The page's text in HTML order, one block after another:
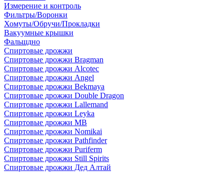
Измерение и контроль
Фильтры/Воронки
Хомуты/Обручи/Прокладки
Вакуумные крышки
Фальшдно
Спиртовые дрожжи
Спиртовые дрожжи Bragman
Спиртовые дрожжи Alcotec
Спиртовые дрожжи Angel
Спиртовые дрожжи Bekmaya
Спиртовые дрожжи Double Dragon
Спиртовые дрожжи Lallemand
Спиртовые дрожжи Leyka
Спиртовые дрожжи MB
Спиртовые дрожжи Nomikai
Спиртовые дрожжи Pathfinder
Спиртовые дрожжи Puriferm
Спиртовые дрожжи Still Spirits
Спиртовые дрожжи Дед Алтай